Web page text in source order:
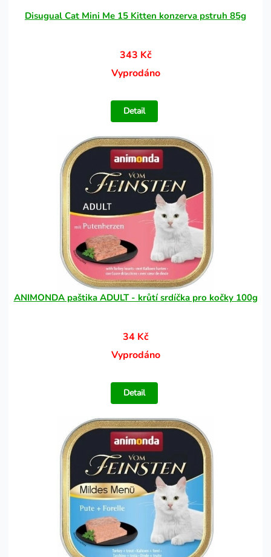
Disugual Cat Mini Me 15 Kitten konzerva pstruh 85g
343 Kč
Vyprodáno
Detail
ANIMONDA paštika ADULT - krůtí srdíčka pro kočky 100g
34 Kč
Vyprodáno
Detail